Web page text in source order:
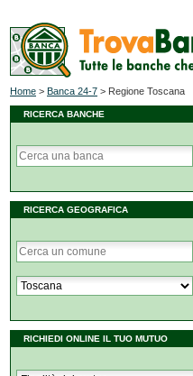
Home > Banca 24-7 > Regione Toscana
RICERCA BANCHE
RICERCA GEOGRAFICA
RICHIEDI ONLINE IL TUO MUTUO